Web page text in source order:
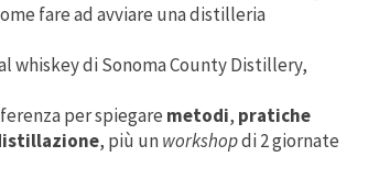
fare ad avviare una distilleria
di Sonoma County Distillery,
per spiegare metodi, pratiche
, più unworkshopdi 2 giornate